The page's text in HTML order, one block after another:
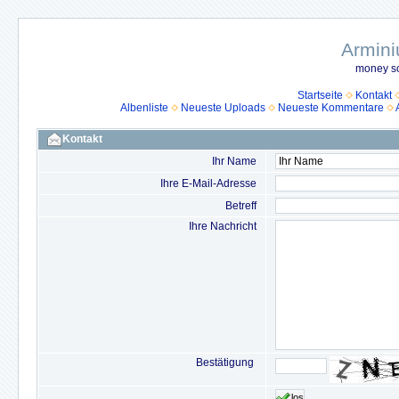
money
Startseite
Kontakt
Albenliste
Neueste Uploads Neueste Kommentare
Kontakt
Ihr Name
Ihre E-Mail-Adresse
Betreff
Ihre Nachricht
Bestätigung